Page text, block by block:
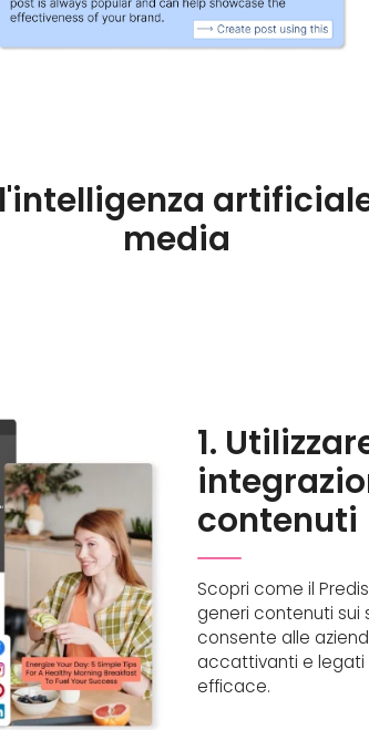
media
1.
contenuti
Scopri come il
generi contenuti sui
consente alle
accattivanti e legati
efficace.